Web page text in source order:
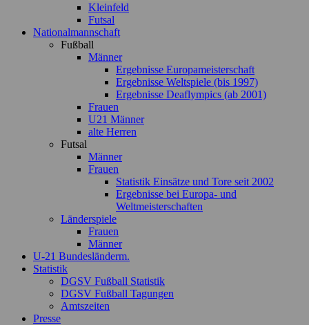
Kleinfeld
Futsal
Nationalmannschaft
Fußball
Männer
Ergebnisse Europameisterschaft
Ergebnisse Weltspiele (bis 1997)
Ergebnisse Deaflympics (ab 2001)
Frauen
U21 Männer
alte Herren
Futsal
Männer
Frauen
Statistik Einsätze und Tore seit 2002
Ergebnisse bei Europa- und
Weltmeisterschaften
Länderspiele
Frauen
Männer
U-21 Bundesländerm.
Statistik
DGSV Fußball Statistik
DGSV Fußball Tagungen
Amtszeiten
Presse